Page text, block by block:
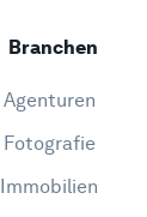
Branchen
Agenturen
Fotografie
Immobilien